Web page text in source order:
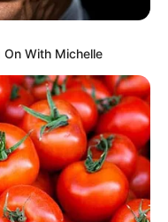
On With Michelle